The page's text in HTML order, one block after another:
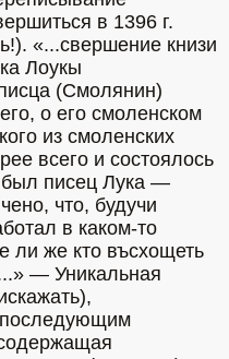
в 1396 г.
«...свершение книзи
Лоукы
(Смолянин)
о его смоленском
из смоленских
всего и состоялось
писец Лука —
что, будучи
в каком-то
ли же кто въсхощеть
— Уникальная